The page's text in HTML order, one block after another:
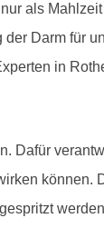
als
Darm für
in
Dafür
können.